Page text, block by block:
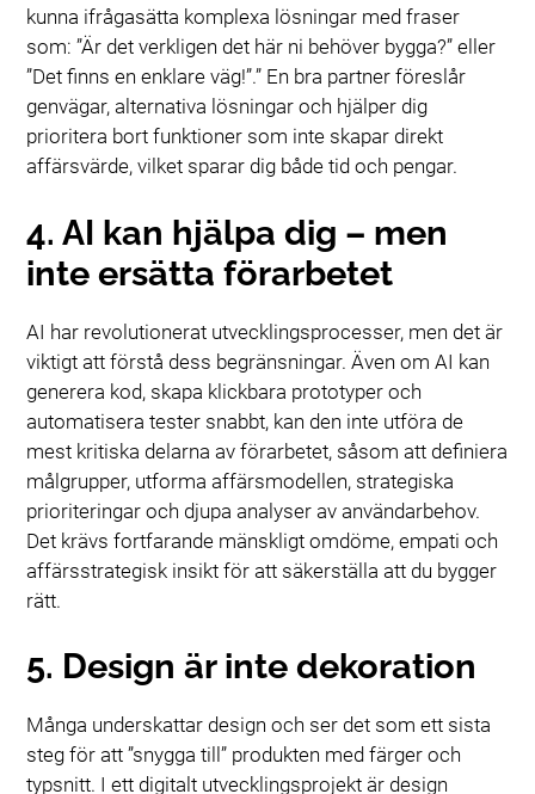
kunna ifrågasätta komplexa lösningar med fraser
som: ”Är det verkligen det här ni behöver bygga?” eller
”Det finns en enklare väg!”.” En bra partner föreslår
genvägar, alternativa lösningar och hjälper dig
prioritera bort funktioner som inte skapar direkt
affärsvärde, vilket sparar dig både tid och pengar.
4. AI kan hjälpa dig – men
inte ersätta förarbetet
AI har revolutionerat utvecklingsprocesser, men det är
viktigt att förstå dess begränsningar. Även om AI kan
generera kod, skapa klickbara prototyper och
automatisera tester snabbt, kan den inte utföra de
mest kritiska delarna av förarbetet, såsom att definiera
målgrupper, utforma affärsmodellen, strategiska
prioriteringar och djupa analyser av användarbehov.
Det krävs fortfarande mänskligt omdöme, empati och
affärsstrategisk insikt för att säkerställa att du bygger
rätt.
5. Design är inte dekoration
Många underskattar design och ser det som ett sista
steg för att ”snygga till” produkten med färger och
typsnitt. I ett digitalt utvecklingsprojekt är design